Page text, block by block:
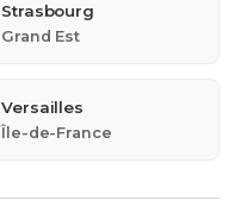
Strasbourg
Grand Est
Versailles
Île-de-France